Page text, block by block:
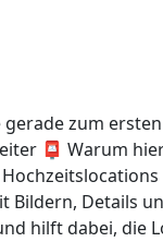
zum
📮 Warum
Bildern, Details
hilft dabei, die